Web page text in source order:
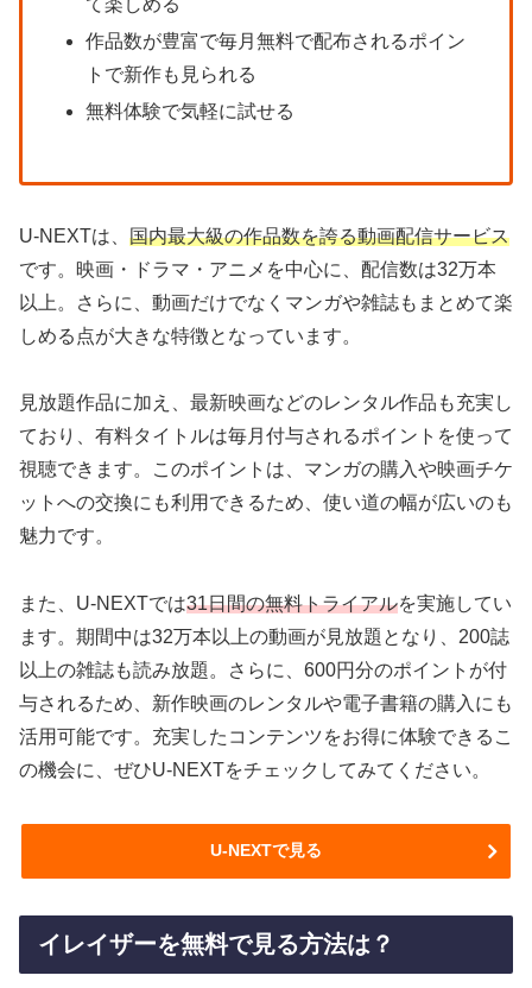
作品数が豊富で毎月無料で配布されるポイン
トで新作も見られる
無料体験で気軽に試せる
U-NEXTは、 国内最大級の作品数を誇る動画配信サービス
です。映画・ドラマ・アニメを中心に、配信数は32万本
以上。さらに、動画だけでなくマンガや雑誌もまとめて楽
しめる点が大きな特徴となっています。
見放題作品に加え、最新映画などのレンタル作品も充実し
ており、有料タイトルは毎月付与されるポイントを使って
視聴できます。このポイントは、マンガの購入や映画チケ
ットへの交換にも利用できるため、使い道の幅が広いのも
魅力です。
また、U-NEXTでは31日間の無料トライアルを実施してい
ます。期間中は32万本以上の動画が見放題となり、200誌
以上の雑誌も読み放題。さらに、600円分のポイントが付
与されるため、新作映画のレンタルや電子書籍の購入にも
活用可能です。充実したコンテンツをお得に体験できるこ
の機会に、ぜひU-NEXTをチェックしてみてください。
U-NEXTで見る
イレイザーを無料で見る方法は？